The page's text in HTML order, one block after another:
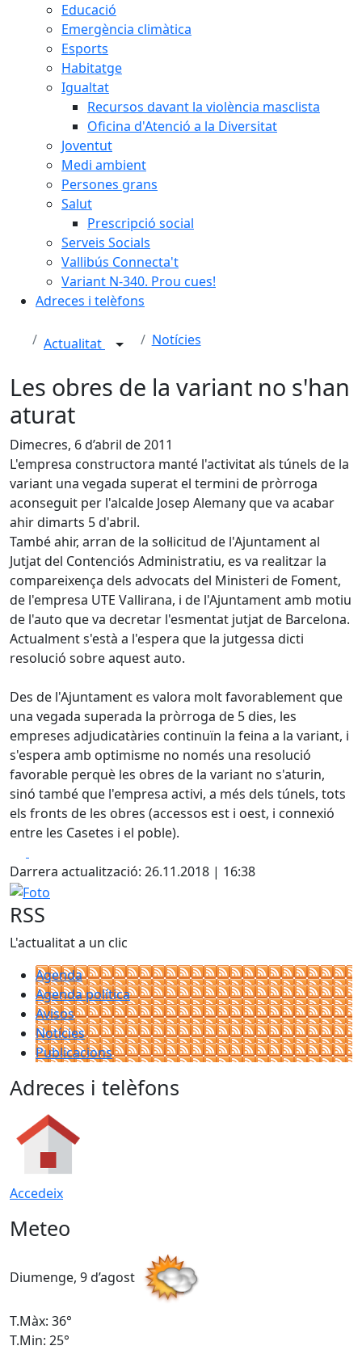
Educació
Emergència climàtica
Esports
Habitatge
Igualtat
Recursos davant la violència masclista
Oficina d'Atenció a la Diversitat
Joventut
Medi ambient
Persones grans
Salut
Prescripció social
Serveis Socials
Vallibús Connecta't
Variant N-340. Prou cues!
Adreces i telèfons
Actualitat Notícies
Les obres de la variant no s'han
aturat
Dimecres, 6 d’abril de 2011
L'empresa constructora manté l'activitat als túnels de la
variant una vegada superat el termini de pròrroga
aconseguit per l'alcalde Josep Alemany que va acabar
ahir dimarts 5 d'abril.
També ahir, arran de la sol·licitud de l'Ajuntament al
Jutjat del Contenciós Administratiu, es va realitzar la
compareixença dels advocats del Ministeri de Foment,
de l'empresa UTE Vallirana, i de l'Ajuntament amb motiu
de l'auto que va decretar l'esmentat jutjat de Barcelona.
Actualment s'està a l'espera que la jutgessa dicti
resolució sobre aquest auto.
Des de l'Ajuntament es valora molt favorablement que
una vegada superada la pròrroga de 5 dies, les
empreses adjudicatàries continuïn la feina a la variant, i
s'espera amb optimisme no només una resolució
favorable perquè les obres de la variant no s'aturin,
sinó també que l'empresa activi, a més dels túnels, tots
els fronts de les obres (accessos est i oest, i connexió
entre les Casetes i el poble).
Darrera actualització: 26.11.2018 | 16:38
Foto
RSS
L'actualitat a un clic
Agenda
Agenda política
Avisos
Notícies
Publicacions
Adreces i telèfons
Accedeix
Meteo
Diumenge, 9 d’agost
T.Màx: 36°
T.Min: 25°